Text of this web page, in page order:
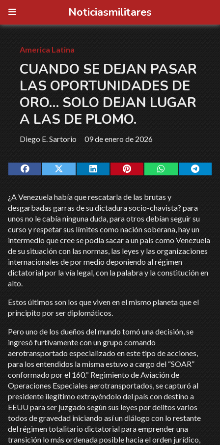
Noticiasmilitares
CUANDO SE DEJAN PASAR
LAS OPORTUNIDADES DE
ORO… SOLO DEJAN LUGAR
A LAS DE PLOMO.
America Latina
09 de enero de 2026
Diego E. Sartorio
¿A Venezuela había que rescatarla de las brutas y
desgarbadas garras de su dictadura socio-chavista? para
unos no le cabía ninguna duda, para otros debían seguir su
curso y respetar sus límites como nación soberana, hay un
intermedio que cree se podía sacar a un país como Venezuela
de su situación con las normas, las leyes y las organizaciones
internacionales de por medio deponiendo al régimen
dictatorial por la vía legal, con la palabra y la constitución en
alto.
Estos últimos son los que viven en el mismo planeta que el
principito por ser diplomáticos.
Pero uno de los dueños del mundo tomó una decisión, se
ingresó furtivamente con un grupo comando
aerotransportado especializado en este tipo de acciones,
para los entendidos la misma estuvo a cargo del “SOAR”
conformado por el 160.º Regimiento de Aviación de
Operaciones Especiales aerotransportados, se capturó al
presidente ilegítimo extrayéndolo del país con destino a
EEUU para ser juzgado según sus leyes por delitos varios
todos de gravedad iniciando así un diálogo con lo restante
del régimen totalitario dictatorial para emprender una
transición lo más ordenada posible hacia el orden jurídico,